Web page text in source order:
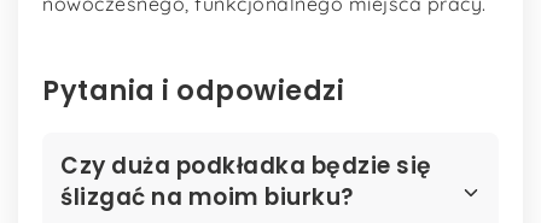
Pytania i odpowiedzi
Czy duża podkładka będzie się
ślizgać na moim biurku?